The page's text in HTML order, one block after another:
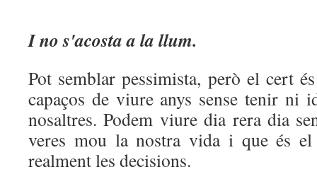
I no s'acosta a la llum.
Pot semblar pessimista, però el cert
capaços de viure anys sense tenir ni
nosaltres. Podem viure dia rera dia
veres mou la nostra vida i que és
realment les decisions.